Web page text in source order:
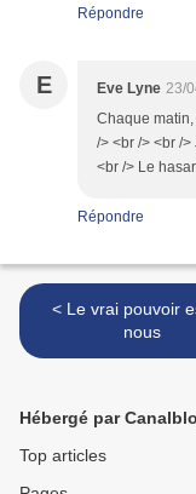
Répondre
E Eve Lyne 23/
Chaque
/> <br /> <br /
<br /> Le
Répondre
< Le vrai pouvoir est en
nous
Hébergé par
Top articles